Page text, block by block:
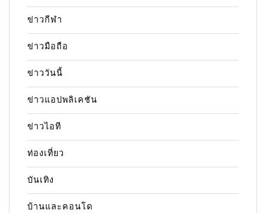
ข่าวกีฬา
ข่าวมือถือ
ข่าววันนี้
ข่าวแอปพลิเคชัน
ข่าวไอที
ท่องเที่ยว
บันเทิง
บ้านและคอนโด